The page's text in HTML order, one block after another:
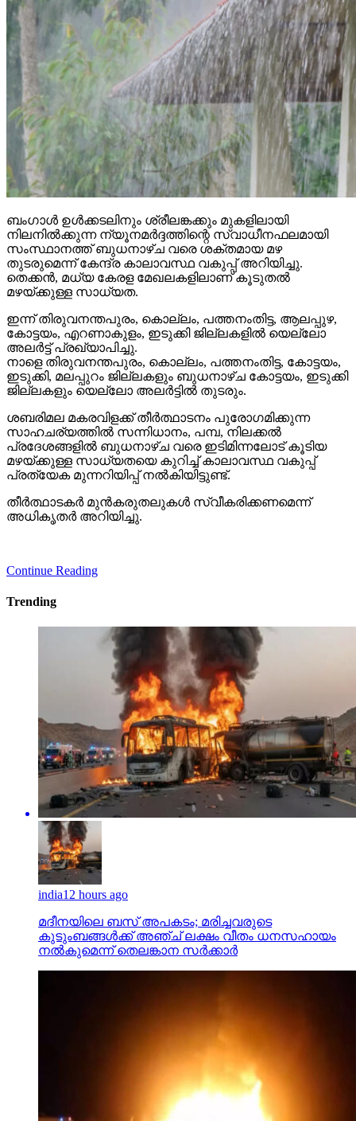
ബംഗാള്‍ ഉള്‍ക്കടലിനും ശ്രീലങ്കക്കും മുകളിലായി
നിലനില്‍ക്കുന്ന ന്യൂനമര്‍ദ്ദത്തിന്റെ സ്വാധീനഫലമായി
സംസ്ഥാനത്ത് ബുധനാഴ്ച വരെ ശക്തമായ മഴ
തുടരുമെന്ന് കേന്ദ്ര കാലാവസ്ഥ വകുപ്പ് അറിയിച്ചു.
തെക്കന്‍, മധ്യ കേരള മേഖലകളിലാണ് കൂടുതല്‍
മഴയ്ക്കുള്ള സാധ്യത.
ഇന്ന് തിരുവനന്തപുരം, കൊല്ലം, പത്തനംതിട്ട, ആലപ്പുഴ,
കോട്ടയം, എറണാകുളം, ഇടുക്കി ജില്ലകളില്‍ യെല്ലോ
അലര്‍ട്ട് പ്രഖ്യാപിച്ചു.
നാളെ തിരുവനന്തപുരം, കൊല്ലം, പത്തനംതിട്ട, കോട്ടയം,
ഇടുക്കി, മലപ്പുറം ജില്ലകളും ബുധനാഴ്ച കോട്ടയം, ഇടുക്കി
ജില്ലകളും യെല്ലോ അലര്‍ട്ടില്‍ തുടരും.
ശബരിമല മകരവിളക്ക് തീര്‍ത്ഥാടനം പുരോഗമിക്കുന്ന
സാഹചര്യത്തില്‍ സന്നിധാനം, പമ്പ, നിലക്കല്‍
പ്രദേശങ്ങളില്‍ ബുധനാഴ്ച വരെ ഇടിമിന്നലോട് കൂടിയ
മഴയ്ക്കുള്ള സാധ്യതയെ കുറിച്ച് കാലാവസ്ഥ വകുപ്പ്
പ്രത്യേക മുന്നറിയിപ്പ് നല്‍കിയിട്ടുണ്ട്.
തീര്‍ത്ഥാടകര്‍ മുന്‍കരുതലുകള്‍ സ്വീകരിക്കണമെന്ന്
അധികൃതര്‍ അറിയിച്ചു.
Continue Reading
Trending
india12 hours ago
മദീനയിലെ ബസ് അപകടം; മരിച്ചവരുടെ
കുടുംബങ്ങള്‍ക്ക് അഞ്ച് ലക്ഷം വീതം ധനസഹായം
നല്‍കുമെന്ന് തെലങ്കാന സര്‍ക്കാര്‍